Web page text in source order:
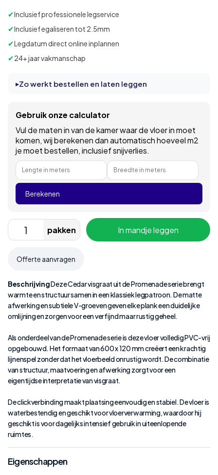
✔Inclusief professionele legservice
✔Inclusief egaliseren tot 2.5mm
✔Legdatum direct online inplannen
✔24+ jaar vakmanschap
Zo werkt bestellen en laten leggen
Gebruik onze calculator
Vul de maten in van de kamer waar de vloer in moet
komen, wij berekenen dan automatisch hoeveel m2
je moet bestellen, inclusief snijverlies.
Lengte in meters Breedte in meters
Berekenen
pakken In mandje leggen
Offerte aanvragen
BeschrijvingDeze Cedar visgraat uit de Promenade serie brengt
warmte en structuur samen in een klassiek legpatroon. De matte
afwerking en subtiele V-groeven geven elke plank een duidelijke
omlijning en zorgen voor een verfijnd maar rustig geheel.
Als onderdeel van de Promenade serie is deze vloer volledig PVC-vrij
opgebouwd. Het formaat van 600 x 120 mm creëert een krachtig
lijnenspel zonder dat het vloerbeeld onrustig wordt. De combinatie
van structuur, maatvoering en afwerking zorgt voor een
eigentijdse interpretatie van visgraat.
De clickverbinding maakt plaatsing eenvoudig en stabiel. De vloer is
waterbestendig en geschikt voor vloerverwarming, waardoor hij
geschikt is voor dagelijks intensief gebruik in uiteenlopende
ruimtes.
Eigenschappen